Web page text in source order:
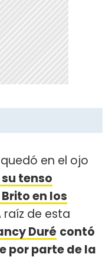
quedó en el ojo
tenso
en los
raíz de esta
Duré contó
por parte de la